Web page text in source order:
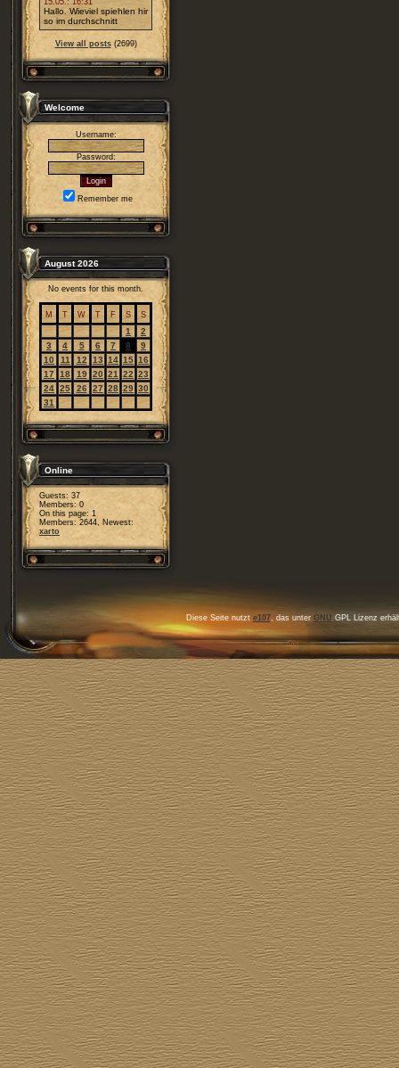
15.05.: 16:31
Hallo. Wieviel spiehlen hir
so im durchschnitt
View all posts(2699)
Welcome
Username:
Password:
Remember me
August 2026
No events for this month.
M T W T F S S
1
2
3
4 5 6 7 8
9
10
11 12 13 14 15 16
17 18 19 20 21 22 23
24 25 26 27 28 29 30
31
Online
Guests: 37
Members: 0
On this page: 1
Members: 2644, Newest:
xarto
Diese Seite nutzt e107, das unter GNU GPL Lizenz